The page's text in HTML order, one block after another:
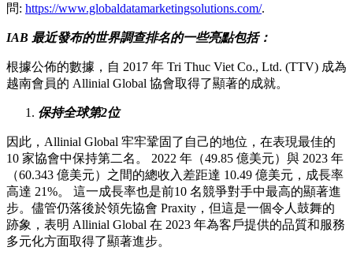
問: https://www.globaldatamarketingsolutions.com/.
IAB 最近發布的世界調查排名的一些亮點包括：
根據公佈的數據，自 2017 年 Tri Thuc Viet Co., Ltd. (TTV) 成為
越南會員的 Allinial Global 協會取得了顯著的成就。
保持全球第2位
因此，Allinial Global 牢牢鞏固了自己的地位，在表現最佳的
10 家協會中保持第二名。 2022 年（49.85 億美元）與 2023 年
（60.343 億美元）之間的總收入差距達 10.49 億美元，成長率
高達 21%。 這一成長率也是前10 名競爭對手中最高的顯著進
步。儘管仍落後於領先協會 Praxity，但這是一個令人鼓舞的
跡象，表明 Allinial Global 在 2023 年為客戶提供的品質和服務
多元化方面取得了顯著進步。